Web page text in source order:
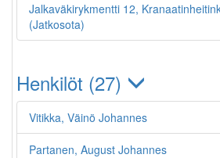
Jalkaväkirykmentti 12,
(Jatkosota)
Henkilöt (27)
Vitikka, Väinö Johannes
Partanen, August Johannes